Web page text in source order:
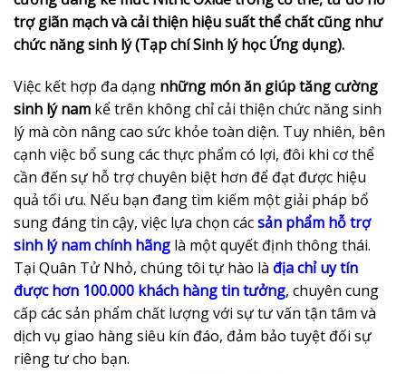
trợ giãn mạch và cải thiện hiệu suất thể chất cũng như
chức năng sinh lý (Tạp chí Sinh lý học Ứng dụng).
Việc kết hợp đa dạng những món ăn giúp tăng cường
sinh lý nam kể trên không chỉ cải thiện chức năng sinh
lý mà còn nâng cao sức khỏe toàn diện. Tuy nhiên, bên
cạnh việc bổ sung các thực phẩm có lợi, đôi khi cơ thể
cần đến sự hỗ trợ chuyên biệt hơn để đạt được hiệu
quả tối ưu. Nếu bạn đang tìm kiếm một giải pháp bổ
sung đáng tin cậy, việc lựa chọn cácsản phẩm hỗ trợ
sinh lý nam chính hãng là một quyết định thông thái.
Tại Quân Tử Nhỏ, chúng tôi tự hào là địa chỉ uy tín
được hơn 100.000 khách hàng tin tưởng, chuyên cung
cấp các sản phẩm chất lượng với sự tư vấn tận tâm và
dịch vụ giao hàng siêu kín đáo, đảm bảo tuyệt đối sự
riêng tư cho bạn.